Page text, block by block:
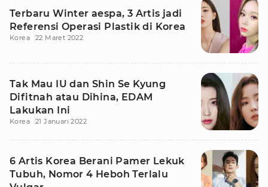
Terbaru Winter aespa, 3 Artis jadi
Referensi Operasi Plastik di Korea
Korea 22 Maret 2022
Tak Mau IU dan Shin Se Kyung
Difitnah atau Dihina, EDAM
Lakukan Ini
Korea 21 Januari 2022
6 Artis Korea Berani Pamer Lekuk
Tubuh, Nomor 4 Heboh Terlalu